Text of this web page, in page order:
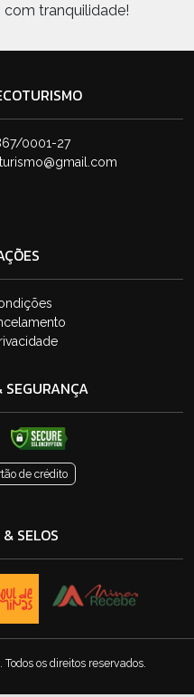
tranquilidade!
0001-27
de crédito
SELOS
os direitos reservados.